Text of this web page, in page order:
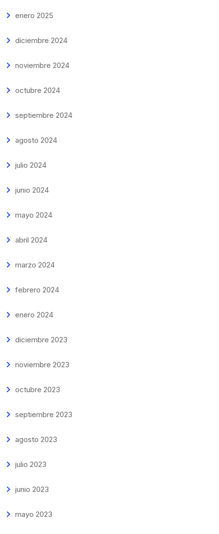
enero 2025
diciembre 2024
noviembre 2024
octubre 2024
septiembre 2024
agosto 2024
julio 2024
junio 2024
mayo 2024
abril 2024
marzo 2024
febrero 2024
enero 2024
diciembre 2023
noviembre 2023
octubre 2023
septiembre 2023
agosto 2023
julio 2023
junio 2023
mayo 2023